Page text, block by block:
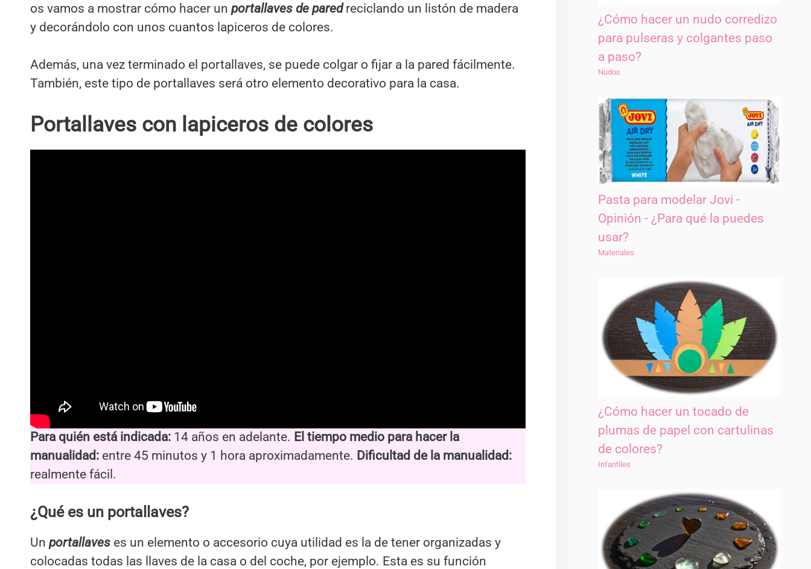
os vamos a mostrar cómo hacer un portallaves de paredreciclando un listón de madera
y decorándolo con unos cuantos lapiceros de colores.
Además, una vez terminado el portallaves, se puede colgar o fijar a la pared fácilmente.
También, este tipo de portallaves será otro elemento decorativo para la casa.
Portallaves con lapiceros de colores
Para quién está indicada: 14 años en adelante. El tiempo medio para hacer la
manualidad: entre 45 minutos y 1 hora aproximadamente. Dificultad de la manualidad:
realmente fácil.
¿Qué es un portallaves?
Un portallaves es un elemento o accesorio cuya utilidad es la de tener organizadas y
colocadas todas las llaves de la casa o del coche, por ejemplo. Esta es su función
¿Cómo hacer un nudo corredizo
para pulseras y colgantes paso
a paso?
Nudos
Pasta para modelar Jovi -
Opinión - ¿Para qué la puedes
usar?
Materiales
¿Cómo hacer un tocado de
plumas de papel con cartulinas
de colores?
Infantiles